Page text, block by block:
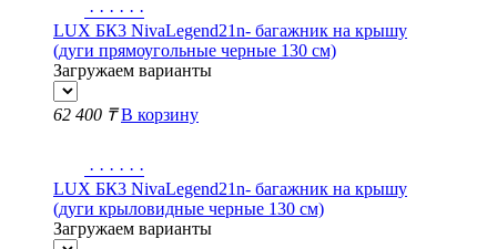
· · · · · ·
LUX БК3 NivaLegend21n- багажник на крышу
(дуги прямоугольные черные 130 см)
Загружаем варианты
62 400 ₸ В корзину
· · · · · ·
LUX БК3 NivaLegend21n- багажник на крышу
(дуги крыловидные черные 130 см)
Загружаем варианты